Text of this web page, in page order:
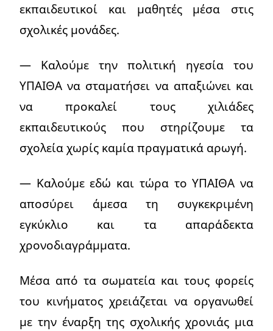
εκπαιδευτικοί και μαθητές μέσα στις
σχολικές μονάδες.
— Καλούμε την πολιτική ηγεσία του
ΥΠΑΙΘΑ να σταματήσει να απαξιώνει και
να προκαλεί τους χιλιάδες
εκπαιδευτικούς που στηρίζουμε τα
σχολεία χωρίς καμία πραγματικά αρωγή.
— Καλούμε εδώ και τώρα το ΥΠΑΙΘΑ να
αποσύρει άμεσα τη συγκεκριμένη
εγκύκλιο και τα απαράδεκτα
χρονοδιαγράμματα.
Μέσα από τα σωματεία και τους φορείς
του κινήματος χρειάζεται να οργανωθεί
με την έναρξη της σχολικής χρονιάς μια